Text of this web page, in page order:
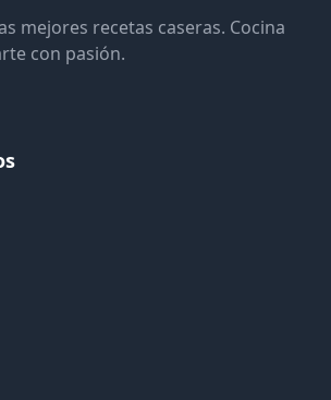
mejores recetas caseras. Cocina
con pasión.